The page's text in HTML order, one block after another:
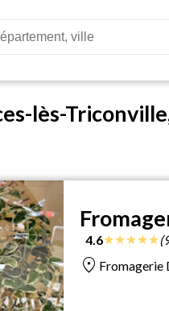
lès-
4.6★★★★★
location_on Fromagerie